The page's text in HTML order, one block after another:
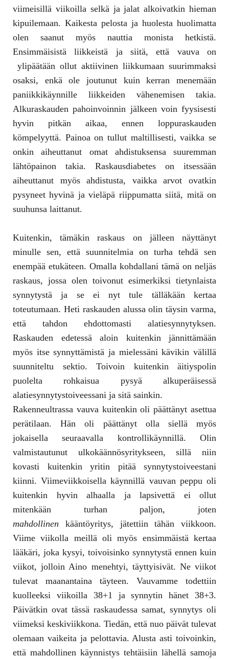
viimeisillä viikoilla selkä ja jalat alkoivatkin hieman
kipuilemaan. Kaikesta pelosta ja huolesta huolimatta
olen saanut myös nauttia monista hetkistä.
Ensimmäisistä liikkeistä ja siitä, että vauva on
ylipäätään ollut aktiivinen liikkumaan suurimmaksi
osaksi, enkä ole joutunut kuin kerran menemään
paniikkikäynnille liikkeiden vähenemisen takia.
Alkuraskauden pahoinvoinnin jälkeen voin fyysisesti
hyvin pitkän aikaa, ennen loppuraskauden
kömpelyyttä. Painoa on tullut maltillisesti, vaikka se
onkin aiheuttanut omat ahdistuksensa suuremman
lähtöpainon takia. Raskausdiabetes on itsessään
aiheuttanut myös ahdistusta, vaikka arvot ovatkin
pysyneet hyvinä ja vieläpä riippumatta siitä, mitä on
suuhunsa laittanut.
Kuitenkin, tämäkin raskaus on jälleen näyttänyt
minulle sen, että suunnitelmia on turha tehdä sen
enempää etukäteen. Omalla kohdallani tämä on neljäs
raskaus, jossa olen toivonut esimerkiksi tietynlaista
synnytystä ja se ei nyt tule tälläkään kertaa
toteutumaan. Heti raskauden alussa olin täysin varma,
että tahdon ehdottomasti alatiesynnytyksen.
Raskauden edetessä aloin kuitenkin jännittämään
myös itse synnyttämistä ja mielessäni kävikin välillä
suunniteltu sektio. Toivoin kuitenkin äitiyspolin
puolelta rohkaisua pysyä alkuperäisessä
alatiesynnytystoiveessani ja sitä sainkin.
Rakenneultrassa vauva kuitenkin oli päättänyt asettua
perätilaan. Hän oli päättänyt olla siellä myös
jokaisella seuraavalla kontrollikäynnillä. Olin
valmistautunut ulkokäännösyritykseen, sillä niin
kovasti kuitenkin yritin pitää synnytystoiveestani
kiinni. Viimeviikkoisella käynnillä vauvan peppu oli
kuitenkin hyvin alhaalla ja lapsivettä ei ollut
mitenkään turhan paljon, joten
mahdollinen kääntöyritys, jätettiin tähän viikkoon.
Viime viikolla meillä oli myös ensimmäistä kertaa
lääkäri, joka kysyi, toivoisinko synnytystä ennen kuin
viikot, jolloin Aino menehtyi, täyttyisivät. Ne viikot
tulevat maanantaina täyteen. Vauvamme todettiin
kuolleeksi viikoilla 38+1 ja synnytin hänet 38+3.
Päivätkin ovat tässä raskaudessa samat, synnytys oli
viimeksi keskiviikkona. Tiedän, että nuo päivät tulevat
olemaan vaikeita ja pelottavia. Alusta asti toivoinkin,
että mahdollinen käynnistys tehtäisiin lähellä samoja